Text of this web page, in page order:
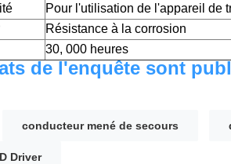
Pour l'utilisation de l'appareil de
Résistance à la corrosion
30, 000 heures
de l'enquête sont
conducteur mené de secours
Driver